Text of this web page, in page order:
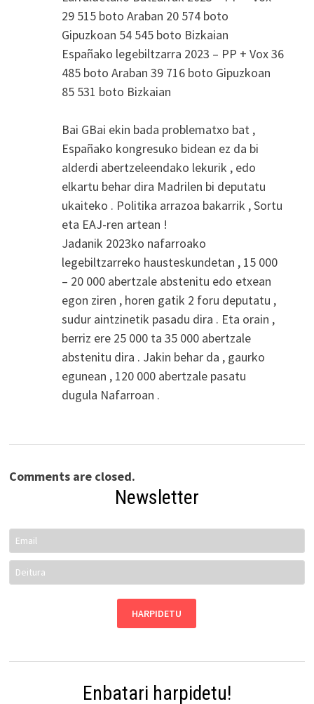
29 515 boto Araban 20 574 boto
Gipuzkoan 54 545 boto Bizkaian
Españako legebiltzarra 2023 – PP + Vox 36
485 boto Araban 39 716 boto Gipuzkoan
85 531 boto Bizkaian
Bai GBai ekin bada problematxo bat ,
Españako kongresuko bidean ez da bi
alderdi abertzeleendako lekurik , edo
elkartu behar dira Madrilen bi deputatu
ukaiteko . Politika arrazoa bakarrik , Sortu
eta EAJ-ren artean !
Jadanik 2023ko nafarroako
legebiltzarreko hausteskundetan , 15 000
– 20 000 abertzale abstenitu edo etxean
egon ziren , horen gatik 2 foru deputatu ,
sudur aintzinetik pasadu dira . Eta orain ,
berriz ere 25 000 ta 35 000 abertzale
abstenitu dira . Jakin behar da , gaurko
egunean , 120 000 abertzale pasatu
dugula Nafarroan .
Comments are closed.
Newsletter
Enbatari harpidetu!